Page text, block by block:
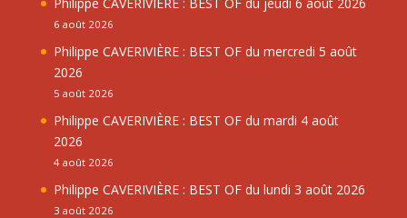
6 août 2026
Philippe CAVERIVIÈRE : BEST OF du mercredi 5 août
2026
5 août 2026
Philippe CAVERIVIÈRE : BEST OF du mardi 4 août
2026
4 août 2026
Philippe CAVERIVIÈRE : BEST OF du lundi 3 août 2026
3 août 2026